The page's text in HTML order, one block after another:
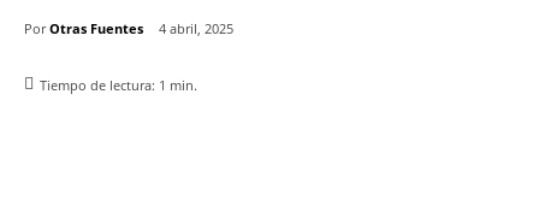
Por Otras Fuentes 4 abril, 2025
Tiempo de lectura: 1 min.